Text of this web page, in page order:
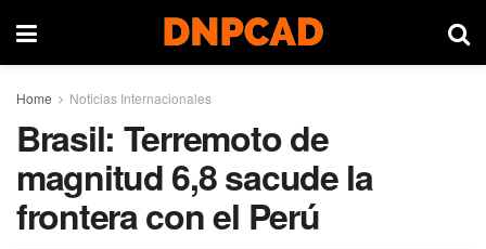
Home Noticias Internacionales
Brasil: Terremoto de
magnitud 6,8 sacude la
frontera con el Perú